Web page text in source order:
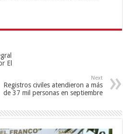
El
Next
Registros civiles atendieron a más
de 37 mil personas en septiembre